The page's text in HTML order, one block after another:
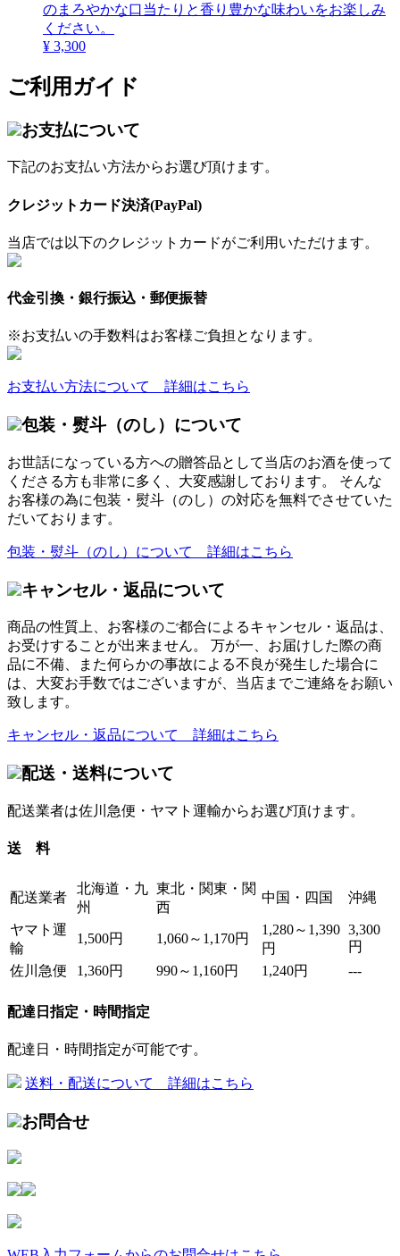
のまろやかな口当たりと香り豊かな味わいをお楽しみ
ください。
¥ 3,300
ご利用ガイド
お支払について
下記のお支払い方法からお選び頂けます。
クレジットカード決済(PayPal)
当店では以下のクレジットカードがご利用いただけます。
代金引換・銀行振込・郵便振替
※お支払いの手数料はお客様ご負担となります。
お支払い方法について 詳細はこちら
包装・熨斗（のし）について
お世話になっている方への贈答品として当店のお酒を使って
くださる方も非常に多く、大変感謝しております。 そんな
お客様の為に包装・熨斗（のし）の対応を無料でさせていた
だいております。
包装・熨斗（のし）について 詳細はこちら
キャンセル・返品について
商品の性質上、お客様のご都合によるキャンセル・返品は、
お受けすることが出来ません。 万が一、お届けした際の商
品に不備、また何らかの事故による不良が発生した場合に
は、大変お手数ではございますが、当店までご連絡をお願い
致します。
キャンセル・返品について 詳細はこちら
配送・送料について
配送業者は佐川急便・ヤマト運輸からお選び頂けます。
送 料
配送業者
北海道・九
州
東北・関東・関
西
中国・四国 沖縄
ヤマト運
輸
1,500円 1,060～1,170円
1,280～1,390
円
3,300
円
佐川急便
1,360円 990～1,160円 1,240円 ---
配達日指定・時間指定
配達日・時間指定が可能です。
送料・配送について 詳細はこちら
お問合せ